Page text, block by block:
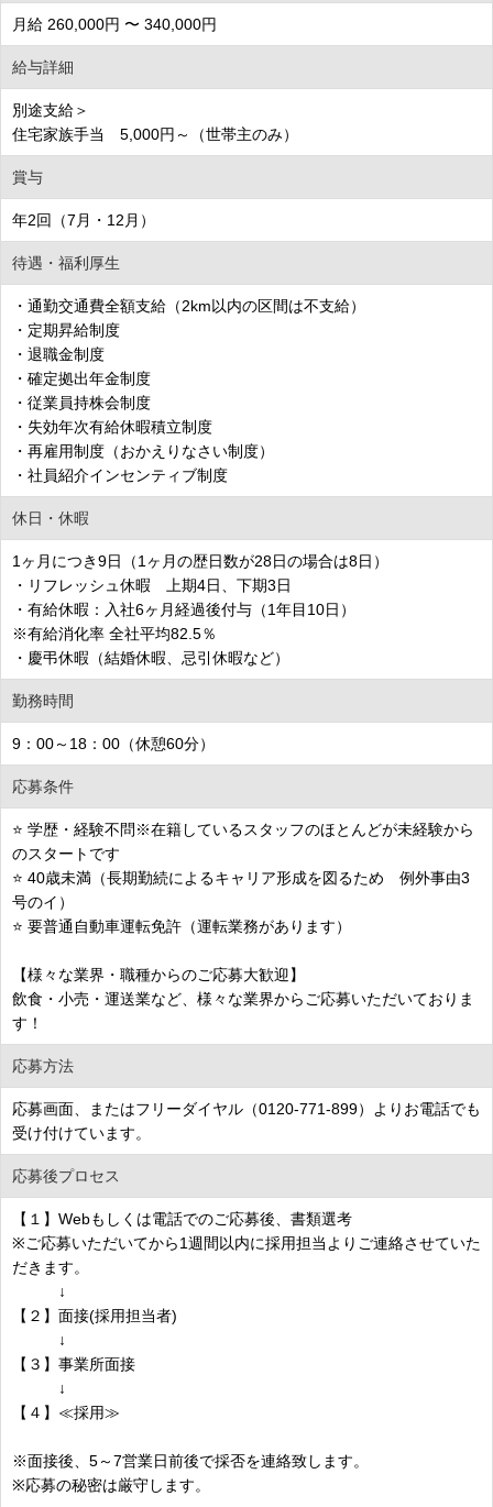
月給 260,000円 〜 340,000円
給与詳細
別途支給＞
住宅家族手当 5,000円～（世帯主のみ）
賞与
年2回（7月・12月）
待遇・福利厚生
・通勤交通費全額支給（2km以内の区間は不支給）
・定期昇給制度
・退職金制度
・確定拠出年金制度
・従業員持株会制度
・失効年次有給休暇積立制度
・再雇用制度（おかえりなさい制度）
・社員紹介インセンティブ制度
休日・休暇
1ヶ月につき9日（1ヶ月の歴日数が28日の場合は8日）
・リフレッシュ休暇 上期4日、下期3日
・有給休暇：入社6ヶ月経過後付与（1年目10日）
※有給消化率 全社平均82.5％
・慶弔休暇（結婚休暇、忌引休暇など）
勤務時間
9：00～18：00（休憩60分）
応募条件
⭐ 学歴・経験不問※在籍しているスタッフのほとんどが未経験から
のスタートです
⭐ 40歳未満（長期勤続によるキャリア形成を図るため 例外事由3
号のイ）
⭐ 要普通自動車運転免許（運転業務があります）
【様々な業界・職種からのご応募大歓迎】
飲食・小売・運送業など、様々な業界からご応募いただいておりま
す！
応募方法
応募画面、またはフリーダイヤル（0120-771-899）よりお電話でも
受け付けています。
応募後プロセス
【１】Webもしくは電話でのご応募後、書類選考
※ご応募いただいてから1週間以内に採用担当よりご連絡させていた
だきます。
↓
【２】面接(採用担当者)
↓
【３】事業所面接
↓
【４】≪採用≫
※面接後、5～7営業日前後で採否を連絡致します。
※応募の秘密は厳守します。